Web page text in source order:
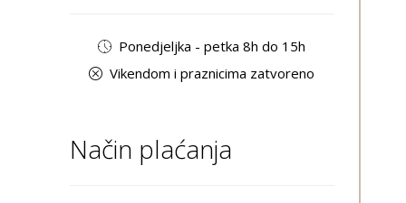
Ponedjeljka - petka 8h do 15h
Vikendom i praznicima zatvoreno
Način plaćanja